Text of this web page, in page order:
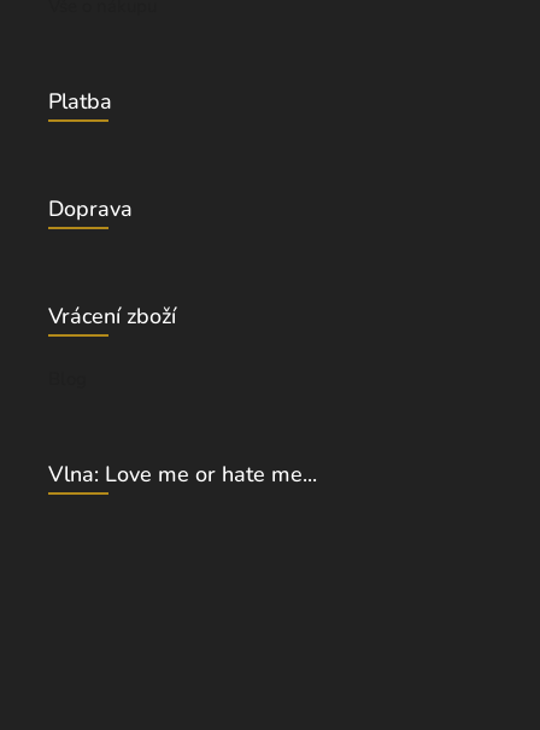
Platba
Doprava
Vrácení zboží
Vlna: Love me or hate me...